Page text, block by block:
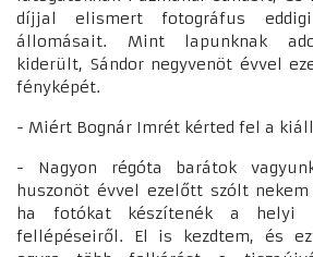
díjjal elismert fotográfus
állomásait. Mint lapunknak
kiderült, Sándor negyvenöt évvel
fényképét.
- Miért Bognár Imrét kérted fel a
- Nagyon régóta barátok
huszonöt évvel ezelőtt szólt
ha fotókat készítenék a helyi
fellépéseiről. El is kezdtem, és